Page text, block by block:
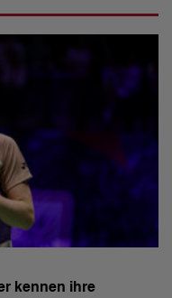
kennen ihre